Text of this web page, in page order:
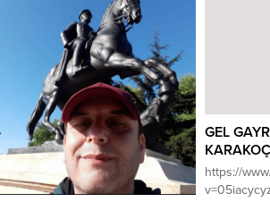
gelen
GEL
https://